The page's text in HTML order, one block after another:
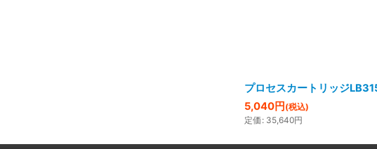
プロセスカートリッジ
5,040円 (税込)
定価 : 35,640円